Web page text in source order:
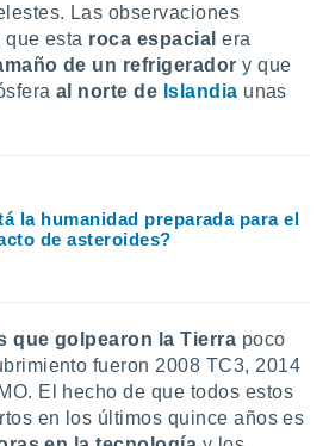
Las observaciones
esta roca espacial era
de un refrigerador y que
al norte de Islandia unas
la humanidad preparada para el
de asteroides?
que golpearon la Tierra poco
fueron 2008 TC3, 2014
El hecho de que todos estos
en los últimos quince años es